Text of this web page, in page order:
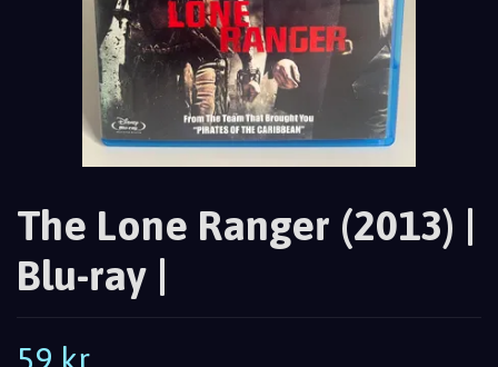
The Lone Ranger (2013) |
Blu-ray |
59 kr